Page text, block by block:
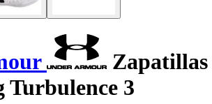
Zapatillas
Turbulence 3